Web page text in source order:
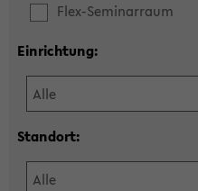
Flex-Seminarraum
Einrichtung:
Standort: